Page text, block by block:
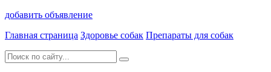
добавить объявление
Главная страница Здоровье собак Препараты для собак